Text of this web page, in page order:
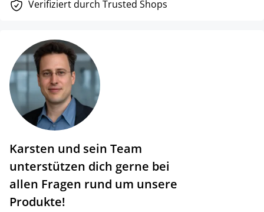
Verifiziert durch Trusted Shops
Karsten und sein Team
unterstützen dich gerne bei
allen Fragen rund um unsere
Produkte!